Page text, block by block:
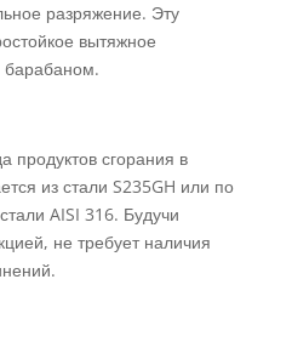
разряжение. Эту
вытяжное
барабаном.
продуктов сгорания в
из стали S235GH или по
AISI 316. Будучи
не требует наличия